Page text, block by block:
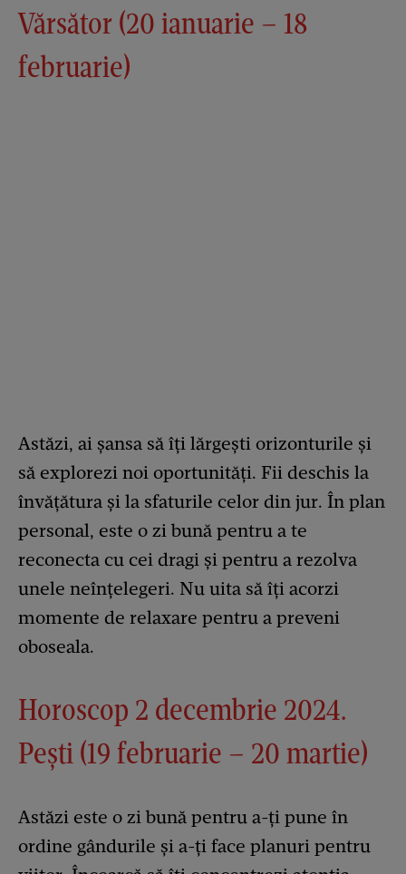
Vărsător (20 ianuarie – 18
februarie)
Astăzi, ai șansa să îți lărgești orizonturile și
să explorezi noi oportunități. Fii deschis la
învățătura și la sfaturile celor din jur. În plan
personal, este o zi bună pentru a te
reconecta cu cei dragi și pentru a rezolva
unele neînțelegeri. Nu uita să îți acorzi
momente de relaxare pentru a preveni
oboseala.
Horoscop 2 decembrie 2024.
Pești (19 februarie – 20 martie)
Astăzi este o zi bună pentru a-ți pune în
ordine gândurile și a-ți face planuri pentru